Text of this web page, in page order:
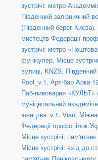
зустрічі: метро
Південний залізничний
(Південний берег Києва),
мистецтв Федерації
зустрічі: метро
фунікулер, Місце
вулиці, KNZS,
Roof_v.1, Арт-бар Арка
Паб-пивоварня «КУЛЬТ»
муніципальний
юнацтва_v.1, Vian,
Федерації профспілок
Місце зустрічі:
Місце зустрічі: вхід до